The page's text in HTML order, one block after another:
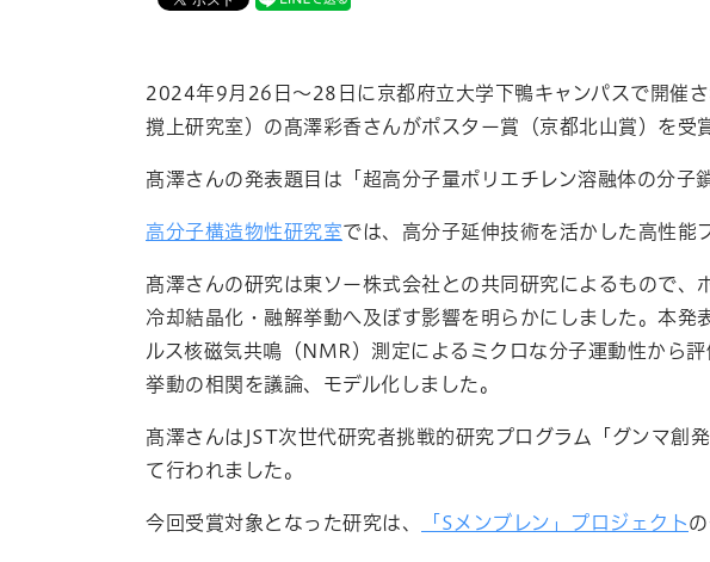
2024年9月 26 日～28 日に京都府立大学下鴨キャンパスで開催
撹上研究室）の髙澤彩香さんがポスター賞（京都北山賞）を受
髙澤さんの発表題目は「超高分子量ポリエチレン溶融体の分子
高分子構造物性研究室では、高分子延伸技術を活かした高性能
髙澤さんの研究は東ソー株式会社との共同研究によるもので、
冷却結晶化・融解挙動へ及ぼす影響を明らかにしました。本発
ルス核磁気共鳴（ NMR ）測定によるミクロな分子運動性から
挙動の相関を議論、モデル化しました。
髙澤さんは JST次世代研究者挑戦的研究プログラム「グンマ創
て行われました。
今回受賞対象となった研究は、 「Sメンブレン」プロジェクト